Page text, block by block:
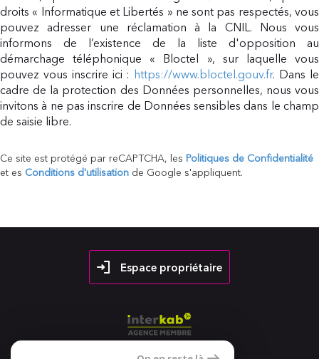
droits « Informatique et Libertés » ne sont pas respectés, vous
pouvez adresser une réclamation à la CNIL. Nous vous
informons de l’existence de la liste d'opposition au
démarchage téléphonique « Bloctel », sur laquelle vous
pouvez vous inscrire ici : https://www.bloctel.gouv.fr. Dans le
cadre de la protection des Données personnelles, nous vous
invitons à ne pas inscrire de Données sensibles dans le champ
de saisie libre.
Ce site est protégé par reCAPTCHA, les Politiques de Confidentialité
et es Conditions d'utilisation de Google s'appliquent.
Espace propriétaire